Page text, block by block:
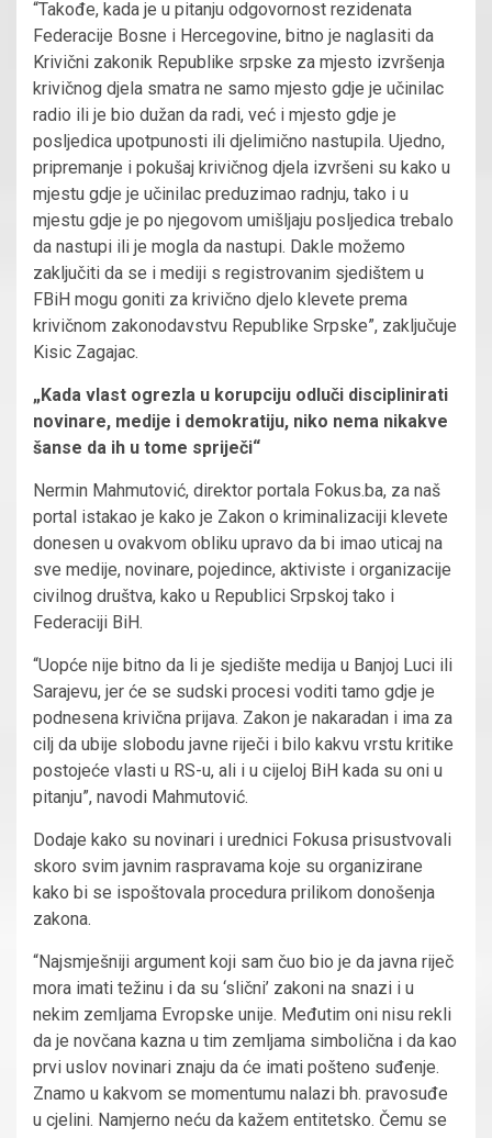
“Takođe, kada je u pitanju odgovornost rezidenata
Federacije Bosne i Hercegovine, bitno je naglasiti da
Krivični zakonik Republike srpske za mjesto izvršenja
krivičnog djela smatra ne samo mjesto gdje je učinilac
radio ili je bio dužan da radi, već i mjesto gdje je
posljedica upotpunosti ili djelimično nastupila. Ujedno,
pripremanje i pokušaj krivičnog djela izvršeni su kako u
mjestu gdje je učinilac preduzimao radnju, tako i u
mjestu gdje je po njegovom umišljaju posljedica trebalo
da nastupi ili je mogla da nastupi. Dakle možemo
zaključiti da se i mediji s registrovanim sjedištem u
FBiH mogu goniti za krivično djelo klevete prema
krivičnom zakonodavstvu Republike Srpske”, zaključuje
Kisic Zagajac.
„Kada vlast ogrezla u korupciju odluči disciplinirati
novinare, medije i demokratiju, niko nema nikakve
šanse da ih u tome spriječi“
Nermin Mahmutović, direktor portala Fokus.ba, za naš
portal istakao je kako je Zakon o kriminalizaciji klevete
donesen u ovakvom obliku upravo da bi imao uticaj na
sve medije, novinare, pojedince, aktiviste i organizacije
civilnog društva, kako u Republici Srpskoj tako i
Federaciji BiH.
“Uopće nije bitno da li je sjedište medija u Banjoj Luci ili
Sarajevu, jer će se sudski procesi voditi tamo gdje je
podnesena krivična prijava. Zakon je nakaradan i ima za
cilj da ubije slobodu javne riječi i bilo kakvu vrstu kritike
postojeće vlasti u RS-u, ali i u cijeloj BiH kada su oni u
pitanju”, navodi Mahmutović.
Dodaje kako su novinari i urednici Fokusa prisustvovali
skoro svim javnim raspravama koje su organizirane
kako bi se ispoštovala procedura prilikom donošenja
zakona.
“Najsmješniji argument koji sam čuo bio je da javna riječ
mora imati težinu i da su ‘slični’ zakoni na snazi i u
nekim zemljama Evropske unije. Međutim oni nisu rekli
da je novčana kazna u tim zemljama simbolična i da kao
prvi uslov novinari znaju da će imati pošteno suđenje.
Znamo u kakvom se momentumu nalazi bh. pravosuđe
u cjelini. Namjerno neću da kažem entitetsko. Čemu se